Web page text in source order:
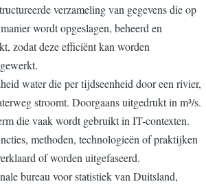
verzameling van gegevens die op
wordt opgeslagen, beheerd en
zodat deze efficiënt kan worden
water die per tijdseenheid door een rivier,
stroomt. Doorgaans uitgedrukt in m³/s.
die vaak wordt gebruikt in IT-contexten.
methoden, technologieën of praktijken
of worden uitgefaseerd.
bureau voor statistiek van Duitsland,